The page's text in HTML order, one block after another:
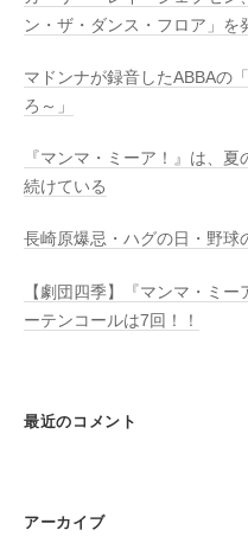
ン・ザ・ダンス・フロア」を
マドンナが録音したABBAの
ろ～」
『マンマ・ミーア！』は、
続けている
長崎原爆忌・ハグの日・野球
【劇団四季】『マンマ・ミ
ーテンコールは7回！！
最近のコメント
アーカイブ